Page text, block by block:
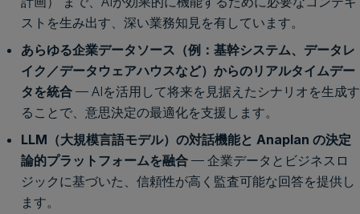
ストを生み出す、深い業務知見を有しています。
あらゆる企業データソース（例：基幹システム、データレ
イク／データウェアハウスなど）からのリアルタイムデー
タを統合 — AIを活用して将来を見据えたシナリオを生成す
ることで、意思決定の最適化を支援します。
LLM（大規模言語モデル）の対話機能と Anaplan の決定
論的プラットフォームを融合 — 企業データとビジネスロ
ジックに基づいた、信頼性が高く監査可能な回答を提供し
ます。